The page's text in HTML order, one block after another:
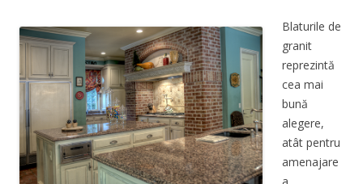
Blaturile de
granit
reprezintă
cea mai
bună
alegere,
atât pentru
amenajare